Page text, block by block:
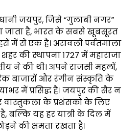
जयपुर, जिसे “गुलाबी नगर”
जाता है, भारत के सबसे खूबसूरत
में से एक है। अरावली पर्वतमाला
की स्थापना 1727 में महाराजा
ने की थी। अपने राजसी महलों,
बाजारों और रंगीन संस्कृति के
में प्रसिद्ध है। जयपुर की सैर न
के प्रशंसकों के लिए
यह हर यात्री के दिल में
की क्षमता रखता है।